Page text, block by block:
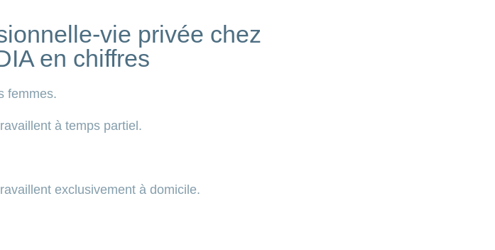
vie privée chez
en chiffres
femmes.
à temps partiel.
exclusivement à domicile.